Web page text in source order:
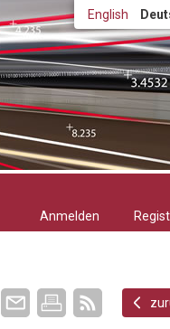
English
Anmelden